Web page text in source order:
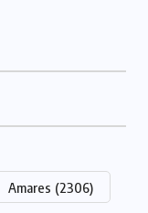
Amares (2306)